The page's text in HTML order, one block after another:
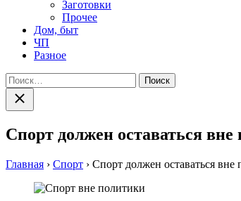
Заготовки
Прочее
Дом, быт
ЧП
Разное
Найти:
Закрыть
поиск
Спорт должен оставаться
Главная › Спорт › Спорт должен оставаться